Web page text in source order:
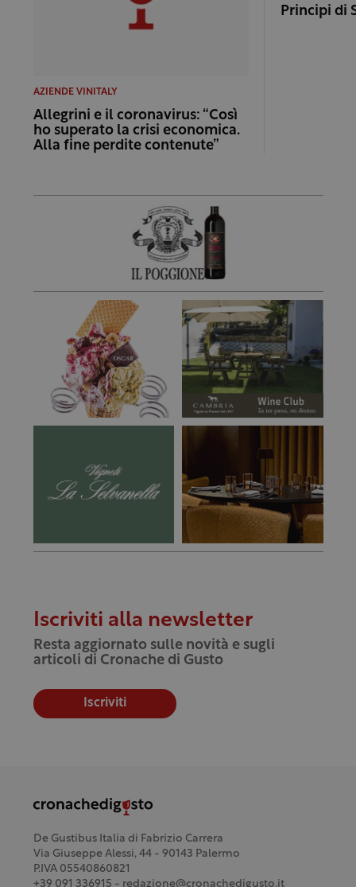
AZIENDE VINITALY
Allegrini e il coronavirus: “Così
ho superato la crisi economica.
Alla fine perdite contenute”
Principi di
Iscriviti alla newsletter
Resta aggiornato sulle novità e sugli
articoli di Cronache di Gusto
Iscriviti
De Gustibus Italia di Fabrizio Carrera
Via Giuseppe Alessi, 44 - 90143 Palermo
P.IVA 05540860821
+39 091 336915 - redazione@cronachedigusto.it